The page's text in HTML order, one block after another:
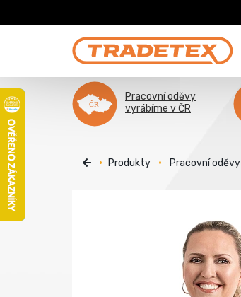
Pracovní oděvy
vyrábíme v ČR
Produkty Pracovní oděvy